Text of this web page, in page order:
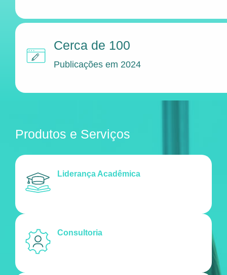
Cerca de 100
Publicações em 2024
Produtos e Serviços
Liderança Acadêmica
Consultoria